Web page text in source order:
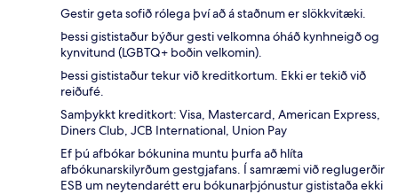
Gestir geta sofið rólega því að á staðnum er slökkvitæki.
Þessi gististaður býður gesti velkomna óháð kynhneigð og
kynvitund (LGBTQ+ boðin velkomin).
Þessi gististaður tekur við kreditkortum. Ekki er tekið við
reiðufé.
Samþykkt kreditkort: Visa, Mastercard, American Express,
Diners Club, JCB International, Union Pay
Ef þú afbókar bókunina muntu þurfa að hlíta
afbókunarskilyrðum gestgjafans. Í samræmi við reglugerðir
ESB um neytendarétt eru bókunarþjónustur gististaða ekki